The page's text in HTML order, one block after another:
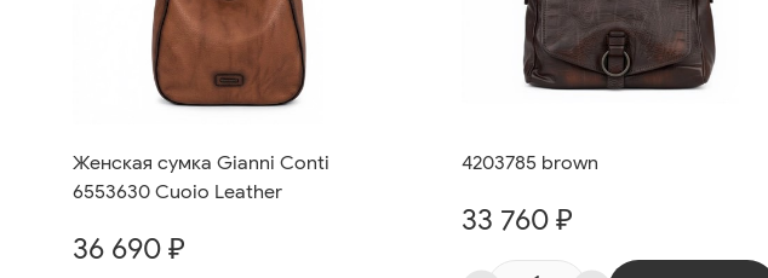
Женская сумка Gianni Conti
6553630 Cuoio Leather
36 690 ₽
4203785 brown
33 760 ₽